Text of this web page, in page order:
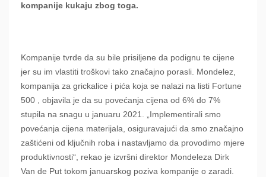
kompanije kukaju zbog toga.
Kompanije tvrde da su bile prisiljene da podignu te cijene
jer su im vlastiti troškovi tako značajno porasli. Mondelez,
kompanija za grickalice i pića koja se nalazi na listi Fortune
500 , objavila je da su povećanja cijena od 6% do 7%
stupila na snagu u januaru 2021. „Implementirali smo
povećanja cijena materijala, osiguravajući da smo značajno
zaštićeni od ključnih roba i nastavljamo da provodimo mjere
produktivnosti“, rekao je izvršni direktor Mondeleza Dirk
Van de Put tokom januarskog poziva kompanije o zaradi.